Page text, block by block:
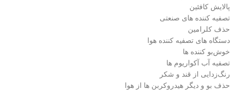
پالایش کافئین
تصفیه‌ کننده ‌های صنعتی
حذف کلرامین
دستگاه‌ های تصفیه‌ کننده هوا
خوش‌بو کننده‌ ها
تصفیه آب آکواریوم‌ ها
رنگ‌زدایی از قند و شکر
حذف بو و دیگر هیدروکربن‌ ها از هوا